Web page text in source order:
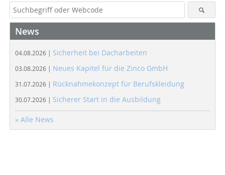
News
04.08.2026 | Sicherheit bei Dacharbeiten
03.08.2026 | Neues Kapitel für die Zinco GmbH
31.07.2026 | Rücknahmekonzept für Berufskleidung
30.07.2026 | Sicherer Start in die Ausbildung
» Alle News